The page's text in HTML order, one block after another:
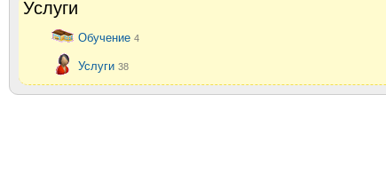
Услуги
Обучение 4
Услуги 38